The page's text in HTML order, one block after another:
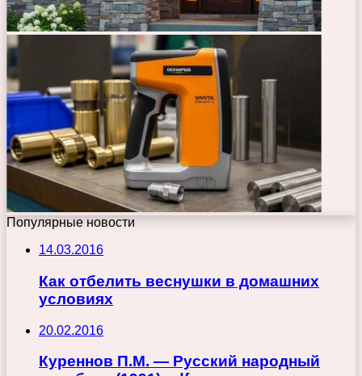
Популярные новости
14.03.2016
Как отбелить веснушки в домашних
условиях
20.02.2016
Куреннов П.М. — Русский народный